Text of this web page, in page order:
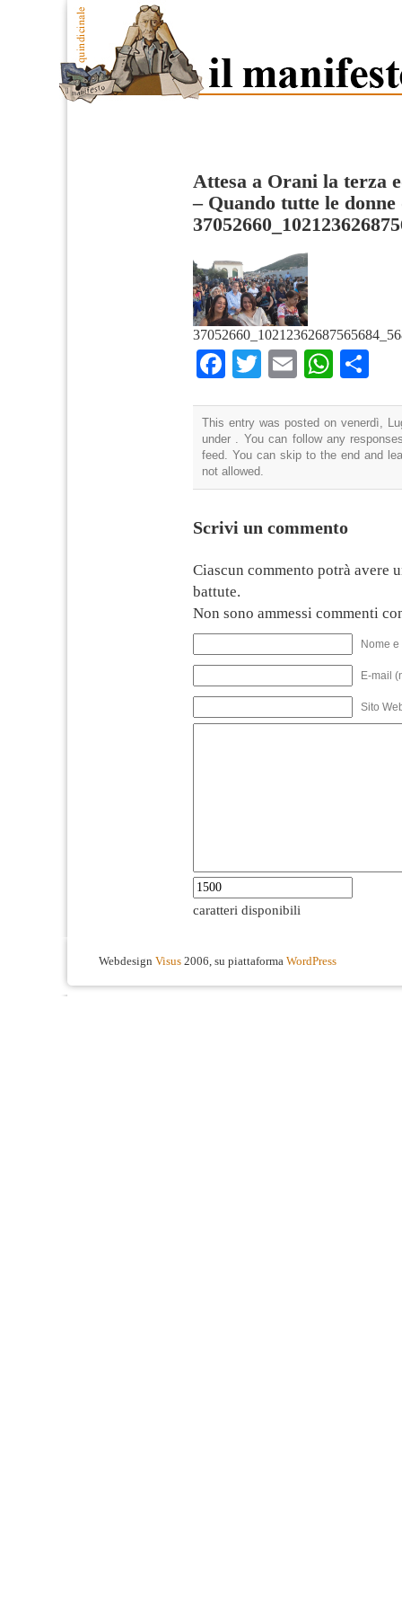
Attesa a Orani la terza
– Quando tutte le donne
Facebook
TwitterEmail
This entry was posted on venerdì,
under . You can follow any
feed. You can skip to the end and
not allowed.
Scrivi un commento
Ciascun commento potrà avere
battute.
Non sono ammessi commenti
Nome
E-mail
Sito
caratteri disponibili
Webdesign Visus 2006, su piattaforma WordPress